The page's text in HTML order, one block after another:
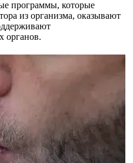
программы, которые
из организма, оказывают
органов.